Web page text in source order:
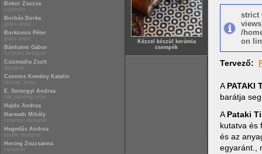
Bokor Zsuzsa
ceramist
Borbás Dorka
glass artist
Borkovics Péter
glass artist
Bánhalmi Gábor
furniture designer
Csizmadia Zsolt
designer
Csontos Kemény Katalin
mosaic artist
E. Somogyi Andrea
silk painting artist
Hajdu Andrea
Harmath Mihály
ceramist designer
Hegedűs Andrea
textile designer
Herceg Zsuzsanna
ceramist
Kézzel készül kerámia
csempék
strict
/
on
Tervező:
A PATAKI
barátja
A Pataki
kutatva és
és az
egyaránt.,